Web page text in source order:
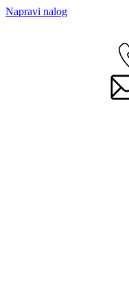
Napravi nalog